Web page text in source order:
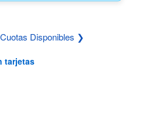
Disponibles ❯
tarjetas